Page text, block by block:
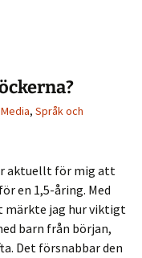
Media, Språk och
aktuellt för mig att
en 1,5-åring. Med
märkte jag hur viktigt
barn från början,
Det försnabbar den